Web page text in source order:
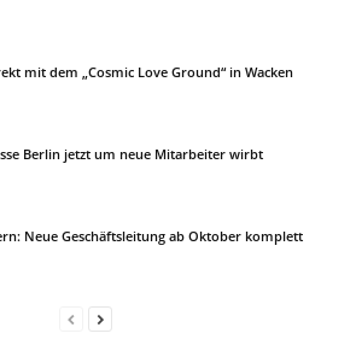
mit dem „Cosmic Love Ground“ in Wacken
Berlin jetzt um neue Mitarbeiter wirbt
Neue Geschäftsleitung ab Oktober komplett